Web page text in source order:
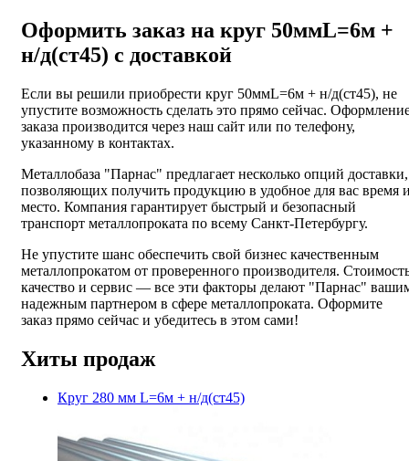
Оформить заказ на круг 50ммL=6м +
н/д(ст45) с доставкой
Если вы решили приобрести круг 50ммL=6м + н/д(ст45), не
упустите возможность сделать это прямо сейчас.
заказа производится через наш сайт или по телефону,
указанному в контактах.
Металлобаза "Парнас" предлагает несколько опций доставки,
позволяющих получить продукцию в удобное для вас время
место. Компания гарантирует быстрый и безопасный
транспорт металлопроката по всему Санкт-Петербургу.
Не упустите шанс обеспечить свой бизнес качественным
металлопрокатом от проверенного производителя.
качество и сервис — все эти факторы делают "Парнас"
надежным партнером в сфере металлопроката. Оформите
заказ прямо сейчас и убедитесь в этом сами!
Хиты продаж
Круг 280 мм L=6м + н/д(ст45)